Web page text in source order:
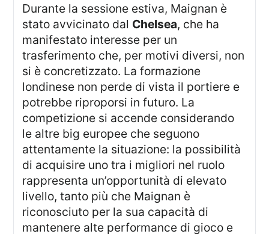
Durante la sessione estiva, Maignan è
stato avvicinato dal Chelsea, che ha
manifestato interesse per un
trasferimento che, per motivi diversi, non
si è concretizzato. La formazione
londinese non perde di vista il portiere e
potrebbe riproporsi in futuro. La
competizione si accende considerando
le altre big europee che seguono
attentamente la situazione: la possibilità
di acquisire uno tra i migliori nel ruolo
rappresenta un’opportunità di elevato
livello, tanto più che Maignan è
riconosciuto per la sua capacità di
mantenere alte performance di gioco e